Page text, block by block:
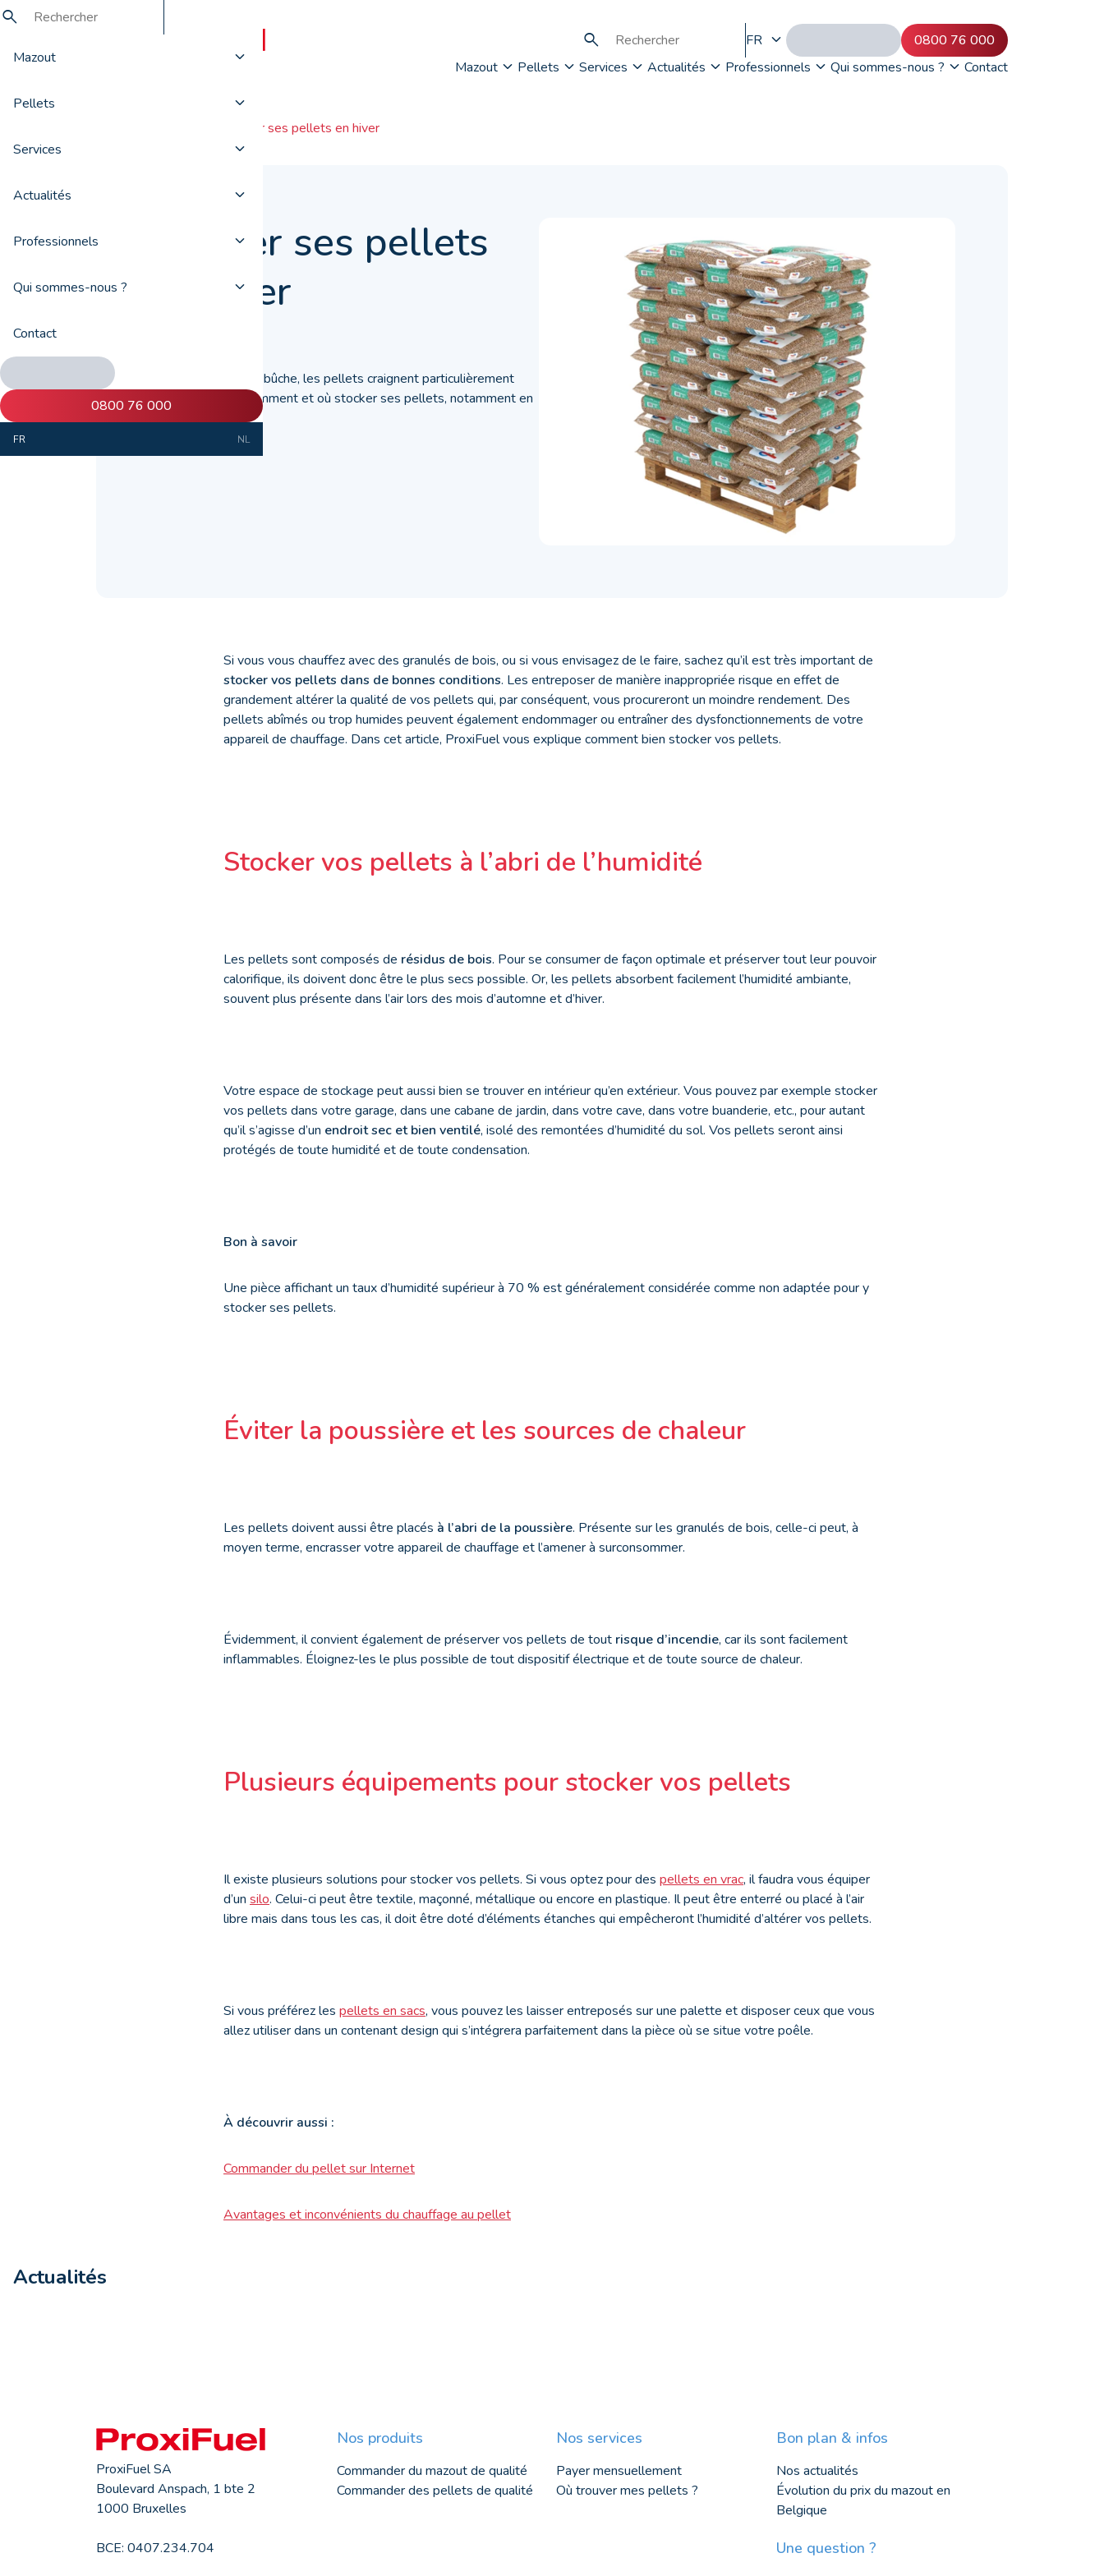
Mazout
Pellets
Services
Actualités
Professionnels
Qui sommes-nous ?
Contact
0800 76 000
FR NL
FR
0800 76 000
Mazout
Pellets Services Actualités Professionnels Qui sommes-nous ? Contact
Stocker ses pellets en hiver
Stocker ses pellets
en hiver
Tout comme le bois bûche, les pellets craignent particulièrement
l’humidité. Alors, comment et où stocker ses pellets, notamment en
hiver ?
Si vous vous chauffez avec des granulés de bois, ou si vous envisagez de le faire, sachez qu’il est très important de
stocker vos pellets dans de bonnes conditions. Les entreposer de manière inappropriée risque en effet de
grandement altérer la qualité de vos pellets qui, par conséquent, vous procureront un moindre rendement. Des
pellets abîmés ou trop humides peuvent également endommager ou entraîner des dysfonctionnements de votre
appareil de chauffage. Dans cet article, ProxiFuel vous explique comment bien stocker vos pellets.
Stocker vos pellets à l’abri de l’humidité
Les pellets sont composés de résidus de bois. Pour se consumer de façon optimale et préserver tout leur pouvoir
calorifique, ils doivent donc être le plus secs possible. Or, les pellets absorbent facilement l’humidité ambiante,
souvent plus présente dans l’air lors des mois d’automne et d’hiver.
Votre espace de stockage peut aussi bien se trouver en intérieur qu’en extérieur. Vous pouvez par exemple stocker
vos pellets dans votre garage, dans une cabane de jardin, dans votre cave, dans votre buanderie, etc., pour autant
qu’il s’agisse d’un endroit sec et bien ventilé, isolé des remontées d’humidité du sol. Vos pellets seront ainsi
protégés de toute humidité et de toute condensation.
Bon à savoir
Une pièce affichant un taux d’humidité supérieur à 70 % est généralement considérée comme non adaptée pour y
stocker ses pellets.
Éviter la poussière et les sources de chaleur
Les pellets doivent aussi être placés à l’abri de la poussière. Présente sur les granulés de bois, celle-ci peut, à
moyen terme, encrasser votre appareil de chauffage et l’amener à surconsommer.
Évidemment, il convient également de préserver vos pellets de tout risque d’incendie, car ils sont facilement
inflammables. Éloignez-les le plus possible de tout dispositif électrique et de toute source de chaleur.
Plusieurs équipements pour stocker vos pellets
Il existe plusieurs solutions pour stocker vos pellets. Si vous optez pour des pellets en vrac, il faudra vous équiper
d’un silo. Celui-ci peut être textile, maçonné, métallique ou encore en plastique. Il peut être enterré ou placé à l’air
libre mais dans tous les cas, il doit être doté d’éléments étanches qui empêcheront l’humidité d’altérer vos pellets.
Si vous préférez les pellets en sacs, vous pouvez les laisser entreposés sur une palette et disposer ceux que vous
allez utiliser dans un contenant design qui s’intégrera parfaitement dans la pièce où se situe votre poêle.
À découvrir aussi :
Commander du pellet sur Internet
Avantages et inconvénients du chauffage au pellet
Actualités
ProxiFuel SA
Boulevard Anspach, 1 bte 2
1000 Bruxelles
BCE: 0407.234.704
Nos produits
Commander du mazout de qualité
Commander des pellets de qualité
Nos services
Payer mensuellement
Où trouver mes pellets ?
Bon plan & infos
Nos actualités
Évolution du prix du mazout en
Belgique
Une question ?